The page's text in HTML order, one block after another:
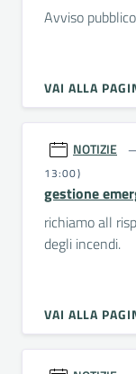
Avviso
VAI ALLA
NOTIZIE
13:00)
gestione
richiamo all
degli incendi.
VAI ALLA